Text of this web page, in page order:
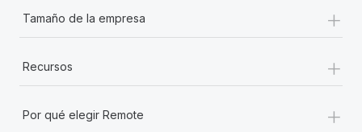
Tamaño de la empresa +
Recursos +
Por qué elegir Remote +